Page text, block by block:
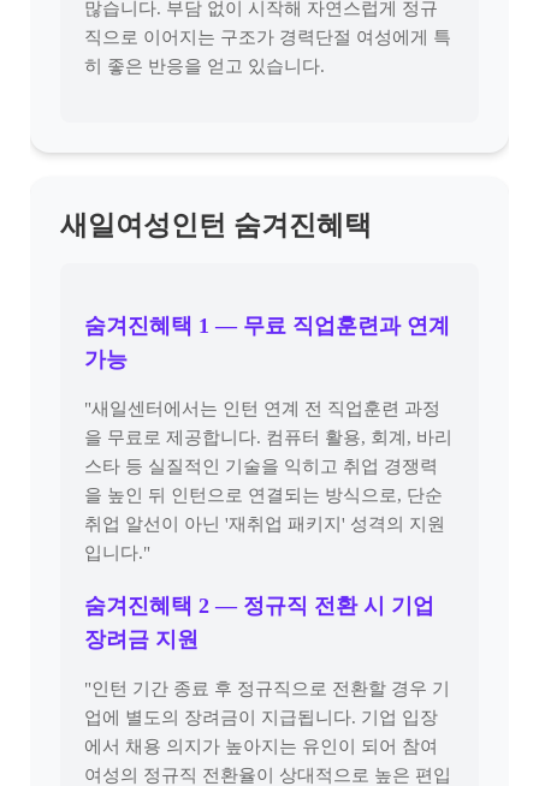
많습니다. 부담 없이 시작해 자연스럽게 정규
직으로 이어지는 구조가 경력단절 여성에게 특
히 좋은 반응을 얻고 있습니다.
새일여성인턴 숨겨진혜택
숨겨진혜택 1 — 무료 직업훈련과 연계
가능
"새일센터에서는 인턴 연계 전 직업훈련 과정
을 무료로 제공합니다. 컴퓨터 활용, 회계, 바리
스타 등 실질적인 기술을 익히고 취업 경쟁력
을 높인 뒤 인턴으로 연결되는 방식으로, 단순
취업 알선이 아닌 '재취업 패키지' 성격의 지원
입니다."
숨겨진혜택 2 — 정규직 전환 시 기업
장려금 지원
"인턴 기간 종료 후 정규직으로 전환할 경우 기
업에 별도의 장려금이 지급됩니다. 기업 입장
에서 채용 의지가 높아지는 유인이 되어 참여
여성의 정규직 전환율이 상대적으로 높은 편입